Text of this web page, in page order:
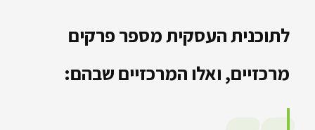
לתוכנית העסקית מספר פרקים
מרכזיים, ואלו המרכזיים שבהם: